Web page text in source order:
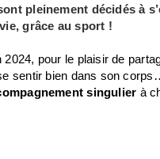
pleinement décidés à
grâce au sport !
pour le plaisir de
sentir bien dans son
singulier à